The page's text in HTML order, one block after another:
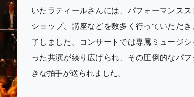
いたラティールさんには、パフォーマンスス
ショップ、講座などを数多く行っていただ
了しました。コンサートでは専属ミュージ
った共演が繰り広げられ、その圧倒的なパ
きな拍手が送られました。